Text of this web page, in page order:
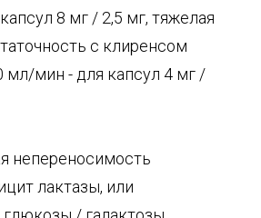
8 мг / 2,5 мг, тяжелая
с клиренсом
мл/мин - для капсул 4 мг /
непереносимость
лактазы, или